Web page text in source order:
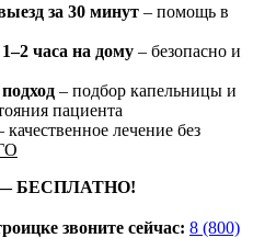
за 30 минут – помощь в
часа на дому – безопасно и
– подбор капельницы и
пациента
качественное лечение без
— БЕСПЛАТНО!
звоните сейчас: 8 (800)